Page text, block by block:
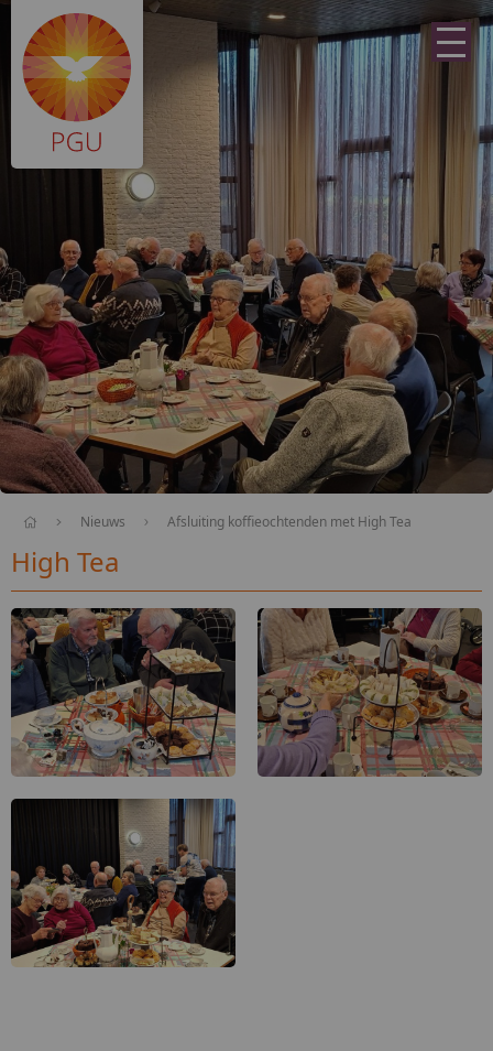
Nieuws Afsluiting koffieochtenden met High Tea
High Tea